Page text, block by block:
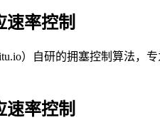
速率控制
）自研的拥塞控制算法，
速率控制